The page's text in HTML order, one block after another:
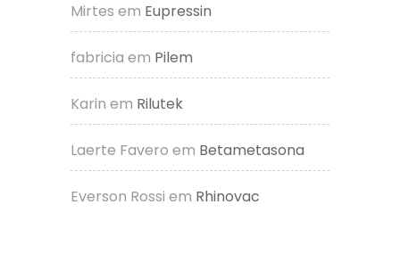
Mirtes em Eupressin
fabricia em Pilem
Karin em Rilutek
Laerte Favero em Betametasona
Everson Rossi em Rhinovac